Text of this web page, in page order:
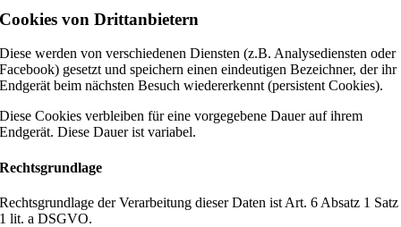
Cookies von Drittanbietern
Diese werden von verschiedenen Diensten (z.B. Analysediensten oder
Facebook) gesetzt und speichern einen eindeutigen Bezeichner, der ihr
Endgerät beim nächsten Besuch wiedererkennt (persistent Cookies).
Diese Cookies verbleiben für eine vorgegebene Dauer auf ihrem
Endgerät. Diese Dauer ist variabel.
Rechtsgrundlage
Rechtsgrundlage der Verarbeitung dieser Daten ist Art. 6 Absatz 1 Satz
1 lit. a DSGVO.